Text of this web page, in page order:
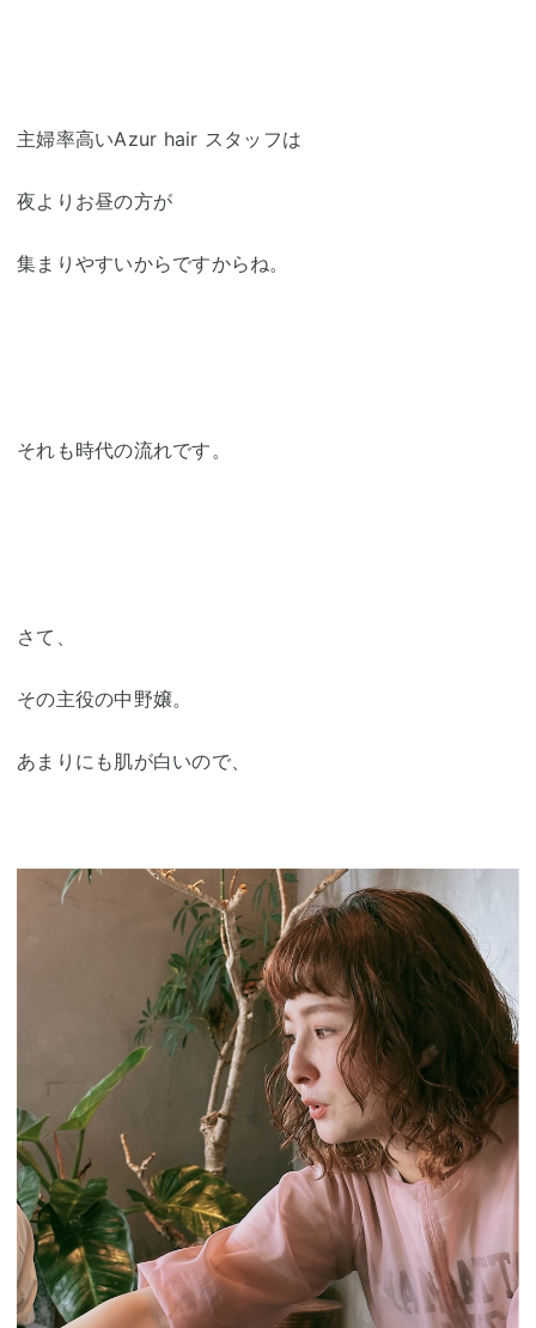
主婦率高いAzur hair スタッフは
夜よりお昼の方が
集まりやすいからですからね。
それも時代の流れです。
さて、
その主役の中野嬢。
あまりにも肌が白いので、